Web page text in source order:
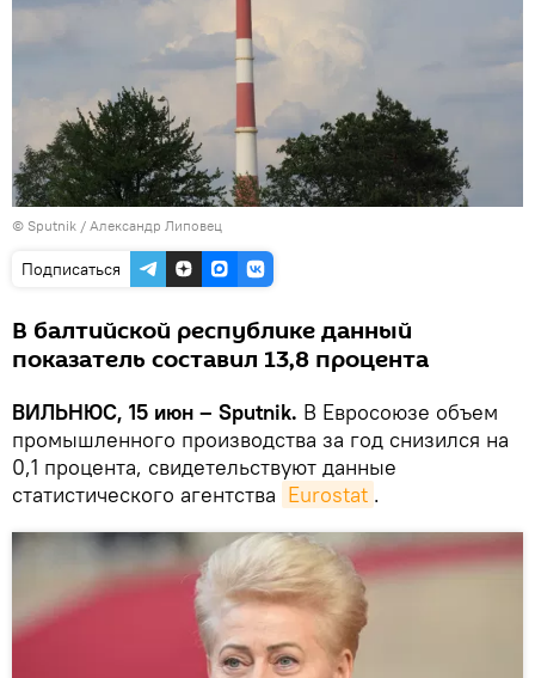
© Sputnik / Александр Липовец
Подписаться
В балтийской республике данный
показатель составил 13,8 процента
ВИЛЬНЮС, 15 июн – Sputnik. В Евросоюзе объем
промышленного производства за год снизился на
0,1 процента, свидетельствуют данные
статистического агентства Eurostat .